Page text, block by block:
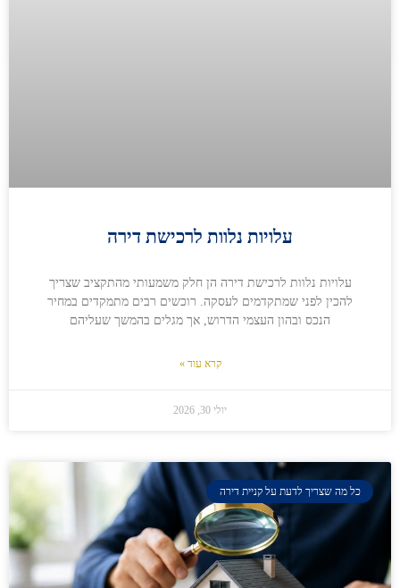
עלויות נלוות לרכישת דירה
עלויות נלוות לרכישת דירה הן חלק משמעותי מהתקציב שצריך
להכין לפני שמתקדמים לעסקה. רוכשים רבים מתמקדים במחיר
הנכס ובהון העצמי הדרוש, אך מגלים בהמשך שעליהם
קרא עוד »
יולי 30, 2026
כל מה שצריך לדעת על קניית דירה